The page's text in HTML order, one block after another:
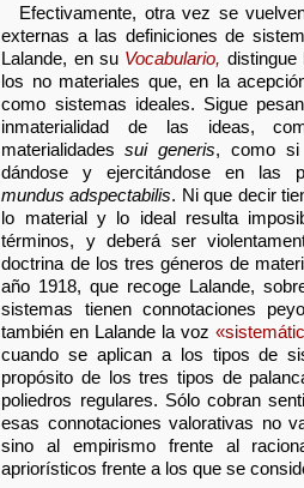
Efectivamente, otra vez se
externas a las definiciones de
Lalande, en su Vocabulario,
los no materiales que, en la
como sistemas ideales. Sigue
inmaterialidad de las ideas,
materialidadessui generis, como si
dándose y ejercitándose en las
mundus adspectabilis. Ni que decir
lo material y lo ideal resulta
términos, y deberá ser
doctrina de los tres géneros de
año 1918, que recoge Lalande,
sistemas tienen connotaciones
también en Lalande la voz
cuando se aplican a los tipos de
propósito de los tres tipos de
poliedros regulares. Sólo cobran
esas connotaciones valorativas no
sino al empirismo frente al
apriorísticos frente a los que se